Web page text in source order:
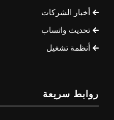
أخبار الشركات
تحديث واتساب
أنظمة تشغيل
روابط سريعة